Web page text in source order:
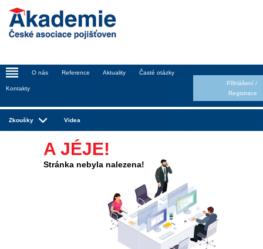
_ O nás Reference Aktuality Časté otázky
Kontakty
Přihlášení/
Registrace
Zkoušky Videa
A JÉJE!
Stránka nebyla nalezena!